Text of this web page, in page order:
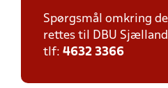
Spørgsmål omkring
rettes til DBU
tlf: 4632 3366